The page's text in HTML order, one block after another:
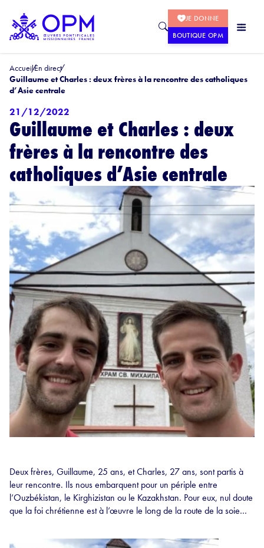
JE DONNE
BOUTIQUE OPM
AccueilEn direct
Guillaume et Charles : deux frères à la rencontre des catholiques
d’Asie centrale
21/12/2022
Guillaume et Charles : deux
frères à la rencontre des
catholiques d’Asie centrale
Deux frères, Guillaume, 25 ans, et Charles, 27 ans, sont partis à
leur rencontre. Ils nous embarquent pour un périple entre
l’Ouzbékistan, le Kirghizistan ou le Kazakhstan. Pour eux, nul doute
que la foi chrétienne est à l’œuvre le long de la route de la soie…